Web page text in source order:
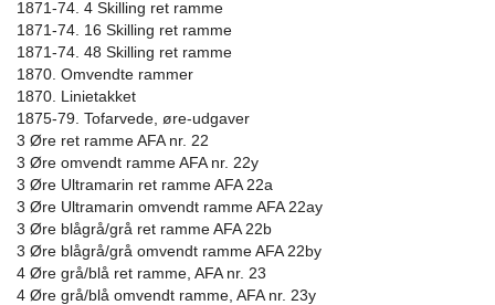
1871-74. 4 Skilling ret ramme
1871-74. 16 Skilling ret ramme
1871-74. 48 Skilling ret ramme
1870. Omvendte rammer
1870. Linietakket
1875-79. Tofarvede, øre-udgaver
3 Øre ret ramme AFA nr. 22
3 Øre omvendt ramme AFA nr. 22y
3 Øre Ultramarin ret ramme AFA 22a
3 Øre Ultramarin omvendt ramme AFA 22ay
3 Øre blågrå/grå ret ramme AFA 22b
3 Øre blågrå/grå omvendt ramme AFA 22by
4 Øre grå/blå ret ramme, AFA nr. 23
4 Øre grå/blå omvendt ramme, AFA nr. 23y